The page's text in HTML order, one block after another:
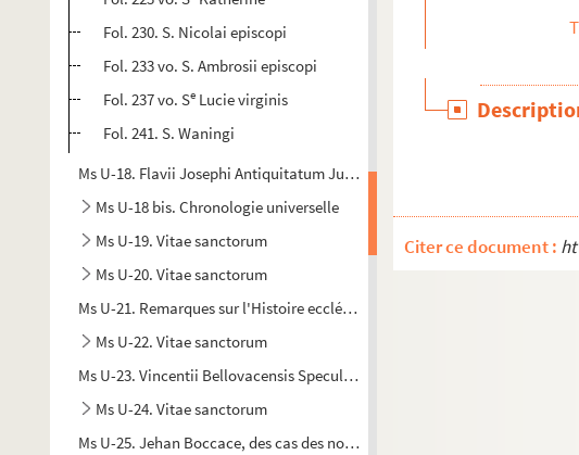
Fol. 230. S. Nicolai episcopi
Fol. 233 vo. S. Ambrosii episcopi
Fol. 237 vo. Se Lucie virginis
Fol. 241. S. Waningi
Ms U-18. Flavii Josephi Antiquitatum Judaicarum libri XII priores
Ms U-18 bis. Chronologie universelle
Ms U-19. Vitae sanctorum
Ms U-20. Vitae sanctorum
Ms U-21. Remarques sur l'Histoire ecclésiastique
Ms U-22. Vitae sanctorum
Ms U-23. Vincentii Bellovacensis Speculi historialis libri XVI priores
Ms U-24. Vitae sanctorum
Ms U-25. Jehan Boccace, des cas des nobles hommes et femmes ;
Citer ce document :